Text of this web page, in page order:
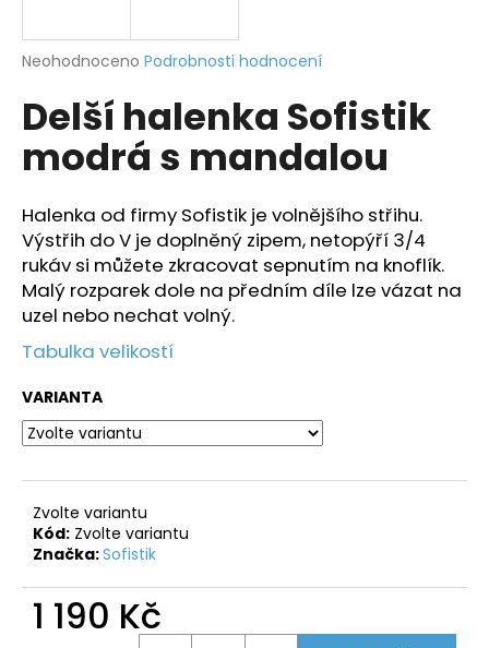
Průměrné
produktu
je
hvězdiček.
Neohodnoceno Podrobnosti hodnocení
Delší halenka Sofistik
modrá s mandalou
Halenka od firmy Sofistik je volnějšího střihu.
Výstřih do V je doplněný zipem, netopýří 3/4
rukáv si můžete zkracovat sepnutím na knoflík.
Malý rozparek dole na předním díle lze vázat na
uzel nebo nechat volný.
Tabulka velikostí
VARIANTA
Zvolte variantu
Kód: Zvolte variantu
Značka:Sofistik
1 190 Kč
j
t
?
HLEDAT
D
p
o
r
u
e
m
e